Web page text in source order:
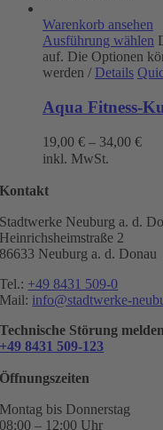
Warenkorb ansehen
Ausführung wählen
auf. Die Optionen
werden / Details
Aqua Fitness-
19,00 € – 34,00 €
inkl. MwSt.
Kontakt
Stadtwerke Neuburg a. d.
Heinrichsheimstraße 2
86633 Neuburg a. d. Donau
Tel.: +49 8431 509-0
Mail: info@stadtwerke-
Technische Störung
+49 8431 509-123
Öffnungszeiten
Montag bis Donnerstag
08:00 – 12:00 Uhr